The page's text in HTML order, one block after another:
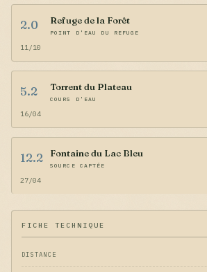
2.0 Refuge de la Forêt
POINT D'EAU DU REFUGE
11/10
5.2 Torrent du Plateau
COURS D'EAU
16/04
12.2 Fontaine du Lac Bleu
SOURCE CAPTÉE
27/04
FICHE TECHNIQUE
DISTANCE